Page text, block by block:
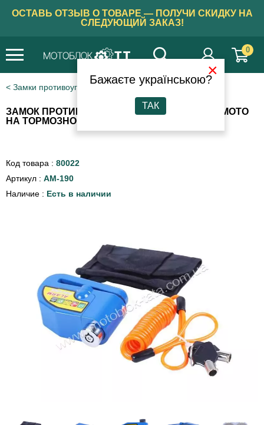
ОСТАВЬ ОТЗЫВ О ТОВАРЕ — ПОЛУЧИ СКИДКУ НА
СЛЕДУЮЩИЙ ЗАКАЗ!
0
Замки противоугонные
ЗАМОК ПРОТИВОУГОННЫЙ ZX7104 TT AGRO MOTO
НА ТОРМОЗНОЙ ДИСК (ЗВУКОВОЙ)
Код товара : 80022
Артикул : AM-190
Наличие : Есть в наличии
×
Бажаєте українською?
ТАК